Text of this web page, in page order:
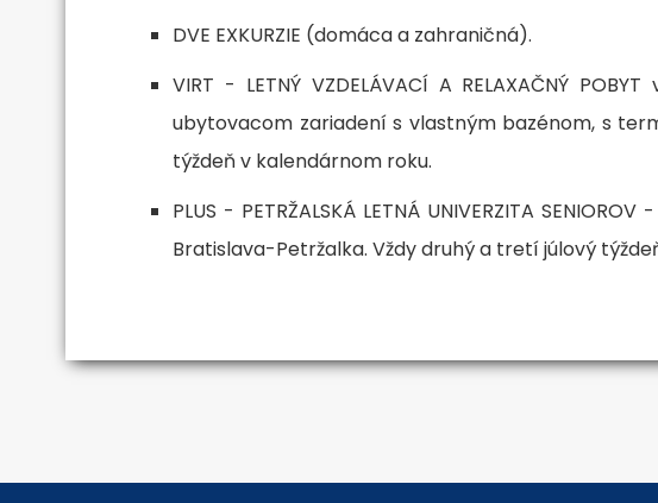
DVE EXKURZIE (domáca a zahraničná).
VIRT - LETNÝ VZDELÁVACÍ A RELAXAČNÝ
ubytovacom zariadení s vlastným bazénom, s
týždeň v kalendárnom roku.
PLUS - PETRŽALSKÁ LETNÁ UNIVERZITA
Bratislava-Petržalka. Vždy druhý a tretí júlový